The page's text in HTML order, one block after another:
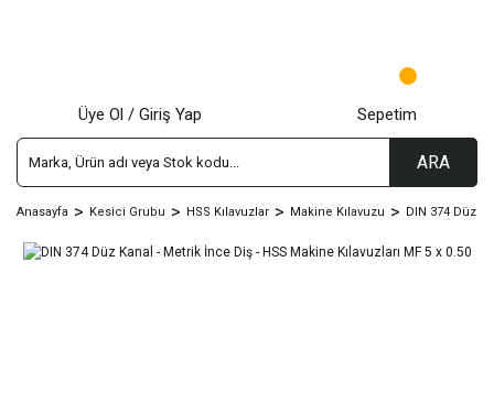
ARA
Üye Ol / Giriş Yap Sepetim
Anasayfa Kesici Grubu HSS Kılavuzlar Makine Kılavuzu DIN 374 Düz